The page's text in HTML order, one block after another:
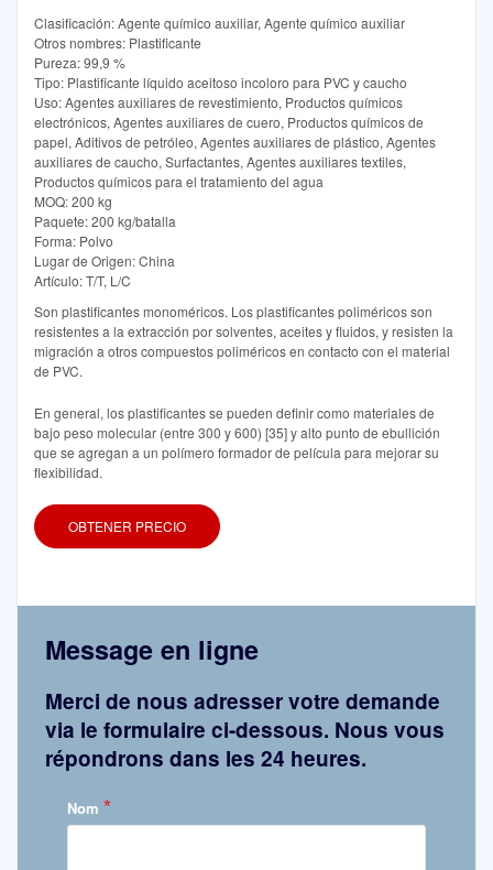
Clasificación: Agente químico auxiliar, Agente químico auxiliar
Otros nombres: Plastificante
Pureza: 99,9 %
Tipo: Plastificante líquido aceitoso incoloro para PVC y caucho
Uso: Agentes auxiliares de revestimiento, Productos químicos
electrónicos, Agentes auxiliares de cuero, Productos químicos de
papel, Aditivos de petróleo, Agentes auxiliares de plástico, Agentes
auxiliares de caucho, Surfactantes, Agentes auxiliares textiles,
Productos químicos para el tratamiento del agua
MOQ: 200 kg
Paquete: 200 kg/batalla
Forma: Polvo
Lugar de Origen: China
Artículo: T/T, L/C
Son plastificantes monoméricos. Los plastificantes poliméricos son
resistentes a la extracción por solventes, aceites y fluidos, y resisten la
migración a otros compuestos poliméricos en contacto con el material
de PVC.
En general, los plastificantes se pueden definir como materiales de
bajo peso molecular (entre 300 y 600) [35] y alto punto de ebullición
que se agregan a un polímero formador de película para mejorar su
flexibilidad.
OBTENER PRECIO
Message en ligne
Merci de nous adresser votre demande
via le formulaire ci-dessous. Nous vous
répondrons dans les 24 heures.
Nom *